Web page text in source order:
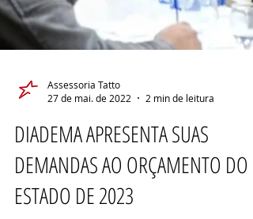
Assessoria Tatto
27 de mai. de 2022